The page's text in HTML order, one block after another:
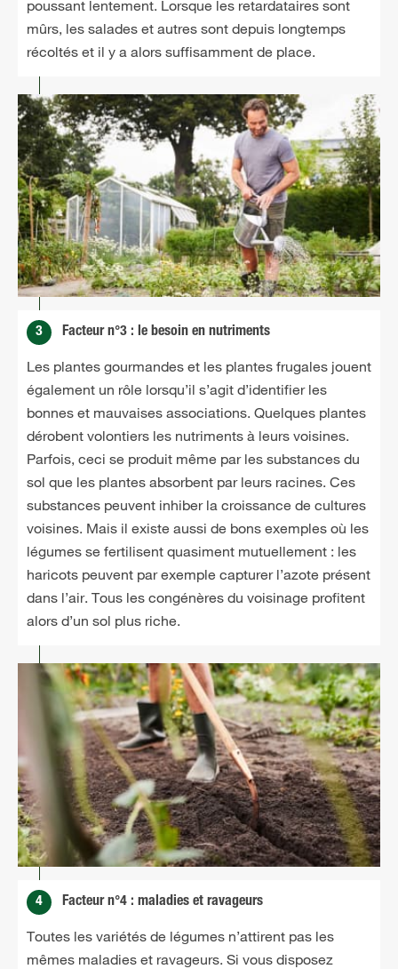
poussant lentement. Lorsque les retardataires sont
mûrs, les salades et autres sont depuis longtemps
récoltés et il y a alors suffisamment de place.
3 Facteur n°3 : le besoin en nutriments
Les plantes gourmandes et les plantes frugales jouent
également un rôle lorsqu’il s’agit d’identifier les
bonnes et mauvaises associations. Quelques plantes
dérobent volontiers les nutriments à leurs voisines.
Parfois, ceci se produit même par les substances du
sol que les plantes absorbent par leurs racines. Ces
substances peuvent inhiber la croissance de cultures
voisines. Mais il existe aussi de bons exemples où les
légumes se fertilisent quasiment mutuellement : les
haricots peuvent par exemple capturer l’azote présent
dans l’air. Tous les congénères du voisinage profitent
alors d’un sol plus riche.
4 Facteur n°4 : maladies et ravageurs
Toutes les variétés de légumes n’attirent pas les
mêmes maladies et ravageurs. Si vous disposez